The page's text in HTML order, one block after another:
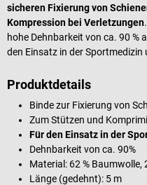
sicheren Fixierung von
Kompression bei Verletzungen
hohe Dehnbarkeit von ca. 90 %
den Einsatz in der Sportmedizin
Produktdetails
Binde zur Fixierung von
Zum Stützen und
Für den Einsatz in der
Dehnbarkeit von ca. 90%
Material: 62 % Baumwolle,
Länge (gedehnt): 5 m